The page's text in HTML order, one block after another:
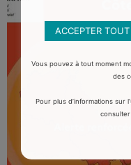
ACCEPTER TOUT
Vous pouvez à tout moment
des
Pour plus d’informations sur